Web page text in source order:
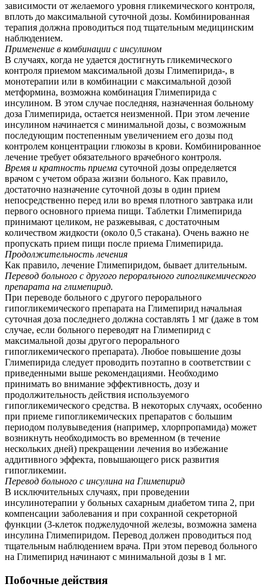
зависимости от желаемого уровня гликемического контроля,
вплоть до максимальной суточной дозы. Комбинированная
терапия должна проводиться под тщательным медицинским
наблюдением.
Применение в комбинации с инсулином
В случаях, когда не удается достигнуть гликемического
контроля приемом максимальной дозы Глимепирида-, в
монотерапии или в комбинации с максимальной дозой
метформина, возможна комбинация Глимепирида с
инсулином. В этом случае последняя, назначенная больному
доза Глимепирида, остается неизменной. При этом лечение
инсулином начинается с минимальной дозы, с возможным
последующим постепенным увеличением его дозы под
контролем концентрации глюкозы в крови. Комбинированное
лечение требует обязательного врачебного контроля.
Время и кратность приема суточной дозы определяется
врачом с учетом образа жизни больного. Как правило,
достаточно назначение суточной дозы в один прием
непосредственно перед или во время плотного завтрака или
первого основного приема пищи. Таблетки Глимепирида
принимают целиком, не разжевывая, с достаточным
количеством жидкости (около 0,5 стакана). Очень важно не
пропускать прием пищи после приема Глимепирида.
Продолжительность лечения
Как правило, лечение Глимепиридом, бывает длительным.
Перевод больного с другого пероралъного гипогликемического
препарата на глимепирид.
При переводе больного с другого перорального
гипогликемического препарата на Глимепирид начальная
суточная доза последнего должна составлять 1 мг (даже в том
случае, если больного переводят на Глимепирид с
максимальной дозы другого перорального
гипогликемического препарата). Любое повышение дозы
Глимепирида следует проводить поэтапно в соответствии с
приведенными выше рекомендациями. Необходимо
принимать во внимание эффективность, дозу и
продолжительность действия используемого
гипогликемического средства. В некоторых случаях, особенно
при приеме гипогликемических препаратов с большим
периодом полувыведения (например, хлорпропамида) может
возникнуть необходимость во временном (в течение
нескольких дней) прекращении лечения во избежание
аддитивного эффекта, повышающего риск развития
гипогликемии.
Перевод больного с инсулина на Глимепирид
В исключительных случаях, при проведении
инсулинотерапии у больных сахарным диабетом типа 2, при
компенсации заболевания и при сохранной секреторной
функции (3-клеток поджелудочной железы, возможна замена
инсулина Глимепиридом. Перевод должен проводиться под
тщательным наблюдением врача. При этом перевод больного
на Глимепирид начинают с минимальной дозы в 1 мг.
Побочные действия